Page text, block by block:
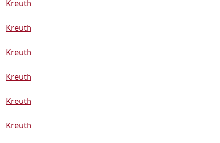
Kreuth
Kreuth
Kreuth
Kreuth
Kreuth
Kreuth